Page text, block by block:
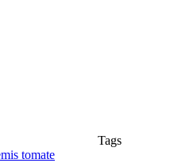
Tags
tomate